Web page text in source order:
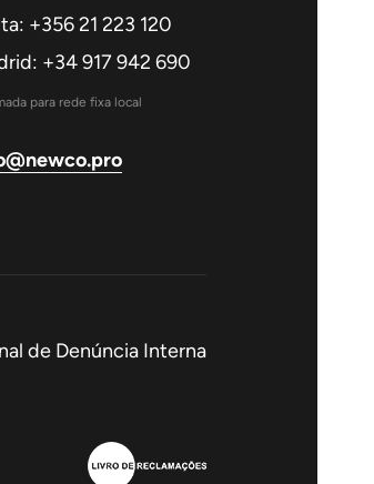
+356 21 223 120
+34 917 942 690
para rede fixa local
de Denúncia Interna